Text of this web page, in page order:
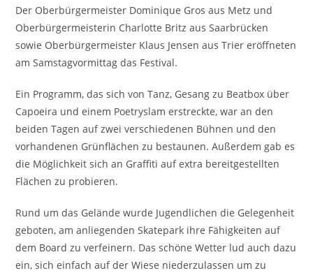
Der Oberbürgermeister Dominique Gros aus Metz und
Oberbürgermeisterin Charlotte Britz aus Saarbrücken
sowie Oberbürgermeister Klaus Jensen aus Trier eröffneten
am Samstagvormittag das Festival.
Ein Programm, das sich von Tanz, Gesang zu Beatbox über
Capoeira und einem Poetryslam erstreckte, war an den
beiden Tagen auf zwei verschiedenen Bühnen und den
vorhandenen Grünflächen zu bestaunen. Außerdem gab es
die Möglichkeit sich an Graffiti auf extra bereitgestellten
Flächen zu probieren.
Rund um das Gelände wurde Jugendlichen die Gelegenheit
geboten, am anliegenden Skatepark ihre Fähigkeiten auf
dem Board zu verfeinern. Das schöne Wetter lud auch dazu
ein, sich einfach auf der Wiese niederzulassen um zu